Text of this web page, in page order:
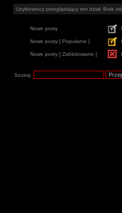
Użytkownicy przeglądający ten dział: Brak
Nowe posty
Nowe posty [ Popularne ]
Nowe posty [ Zablokowane ]
Szukaj: